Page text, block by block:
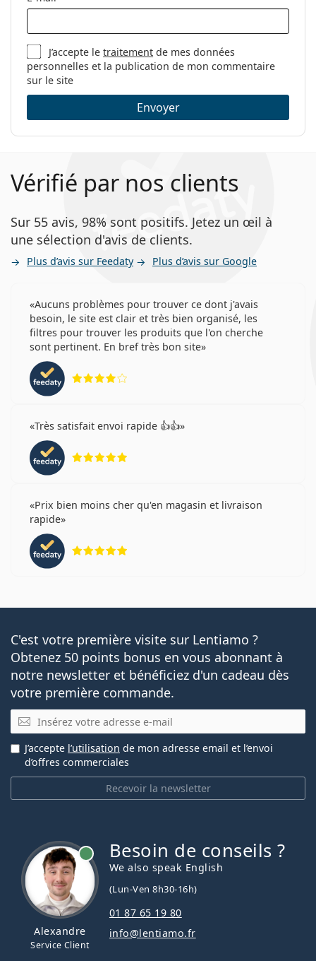
Étui:
nettoyage:
Autres
Sexe:
Lunettes de vue
Marque:
Marc Jacobs
J’accepte letraitement de mes données
personnelles et la publication de mon commentaire
sur le site
Envoyer
Vérifié par nos clients
Sur 55 avis, 98% sont positifs. Jetez un œil à
une sélection d'avis de clients.
Plus d’avis sur Feedaty Plus d’avis sur Google
Aucuns problèmes pour trouver ce dont j'avais
besoin, le site est clair et très bien organisé, les
filtres pour trouver les produits que l'on cherche
sont pertinent. En bref très bon site
Très satisfait envoi rapide 👍👍
Prix bien moins cher qu'en magasin et livraison
rapide
C'est votre première visite sur Lentiamo ?
Obtenez 50 points bonus en vous abonnant à
notre newsletter et bénéficiez d'un cadeau dès
votre première commande.
E-mail
Recevoir la newsletter
J’accepte l’utilisation de mon adresse email et l’envoi
d’offres commerciales
Alexandre
Service Client
Besoin de conseils ?
We also speak English
(Lun-Ven 8h30-16h)
01 87 65 19 80
info@lentiamo.fr